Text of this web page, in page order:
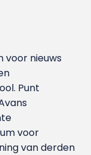
voor nieuws
Punt
voor
van derden